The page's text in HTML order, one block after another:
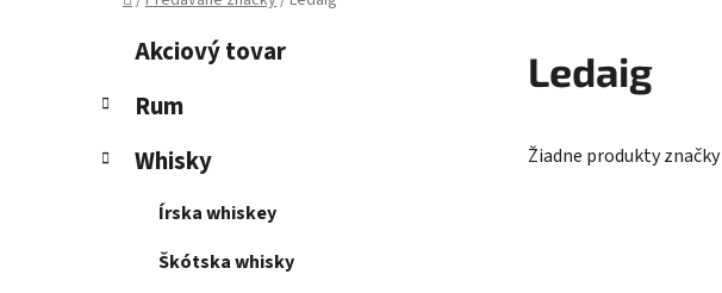
č
ý
Preskočiť
kategórie
e
ó
Akciový tovar
Rum
Whisky
Írska whiskey
Škótska whisky
Ledaig
Žiadne produkty značky